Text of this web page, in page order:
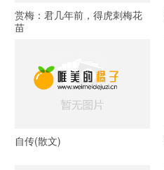
赏梅：君几年前，得虎刺梅花
苗
自传(散文)